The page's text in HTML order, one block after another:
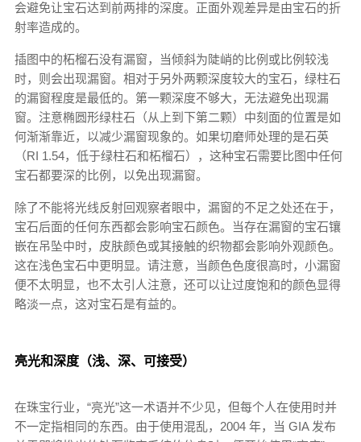
会避免让宝石达到前两排的深度。正面外观差异是由宝石的折
射率造成的。
插图中的柘榴石没有漏窗，当倾斜为陡峭的比例或比例较浅
时，则会出现漏窗。相对于另外两颗深度较大的宝石，绿柱石
的漏窗程度是最低的。第一颗深度不够大，无法避免出现漏
窗。注意椭圆形绿柱石（从上到下第二颗）中刻面的位置是如
何渐渐靠近，以减少漏窗现象的。如果切磨师处理的是石英
（RI 1.54，低于绿柱石和柘榴石），这种宝石需要比图中任何
宝石都要深的比例，以免出现漏窗。
除了不能将光线反射回观察者眼中，漏窗的不足之处还在于，
宝石后面的任何东西都会影响宝石颜色。当存在漏窗的宝石镶
嵌在吊坠中时，皮肤颜色或其接触的织物都会影响外观颜色。
这在浅色宝石中更明显。请注意，当颜色色度很高时，小漏窗
便不太明显，也不太引人注意，还可以让过度饱和的颜色显得
略淡一点，这对宝石是有益的。
亮光和深度（浅、深、可接受）
在珠宝行业，“亮光”这一术语并不少见，但每个人在使用时并
不一定指相同的东西。由于使用混乱，2004 年，当 GIA 发布